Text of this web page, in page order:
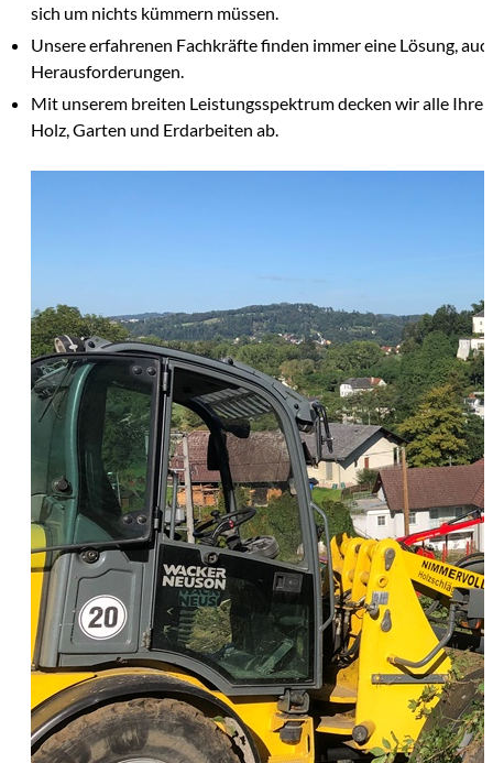
sich um nichts kümmern müssen.
Unsere erfahrenen Fachkräfte finden immer eine Lösung,
Herausforderungen.
Mit unserem breiten Leistungsspektrum decken wir alle Ihre
Holz, Garten und Erdarbeiten ab.